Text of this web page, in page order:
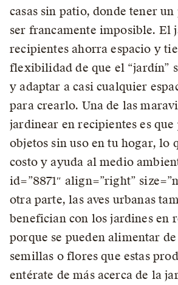
casas sin patio, donde tener
ser francamente imposible. El
recipientes ahorra espacio y
flexibilidad de que el “jardín”
y adaptar a casi cualquier
para crearlo. Una de las
jardinear en recipientes es
objetos sin uso en tu hogar, lo
costo y ayuda al medio
id=”8871″ align=”right”
otra parte, las aves urbanas
benefician con los jardines en
porque se pueden alimentar de
semillas o flores que estas
entérate de más acerca de la